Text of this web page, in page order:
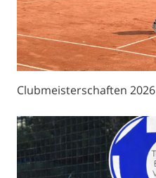
Clubmeisterschaften 2026